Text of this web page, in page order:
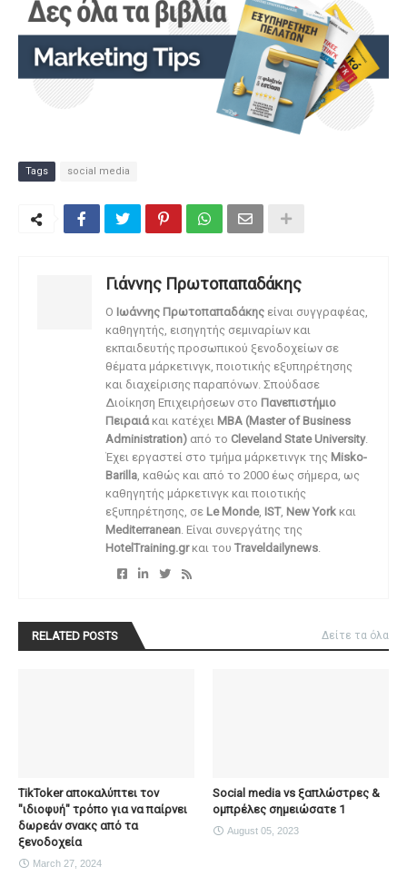
Tags social media
Γιάννης Πρωτοπαπαδάκης
O Ιωάννης Πρωτοπαπαδάκης είναι συγγραφέας,
καθηγητής, εισηγητής σεμιναρίων και
εκπαιδευτής προσωπικού ξενοδοχείων σε
θέματα μάρκετινγκ, ποιοτικής εξυπηρέτησης
και διαχείρισης παραπόνων. Σπούδασε
Διοίκηση Επιχειρήσεων στο Πανεπιστήμιο
Πειραιάκαι κατέχει MBA (Master of Business
Administration) από το Cleveland State University.
Έχει εργαστεί στο τμήμα μάρκετινγκ της Misko-
Barilla, καθώς και από το 2000 έως σήμερα, ως
καθηγητής μάρκετινγκ και ποιοτικής
εξυπηρέτησης, σε Le Monde, IST, New York και
Mediterranean. Είναι συνεργάτης της
HotelTraining.grκαι του Traveldailynews.
RELATED POSTS Δείτε τα όλα
TikToker αποκαλύπτει τον
"ιδιοφυή" τρόπο για να παίρνει
δωρεάν σνακς από τα
ξενοδοχεία
March 27, 2024
Social media vs ξαπλώστρες &
ομπρέλες σημειώσατε 1
August 05, 2023